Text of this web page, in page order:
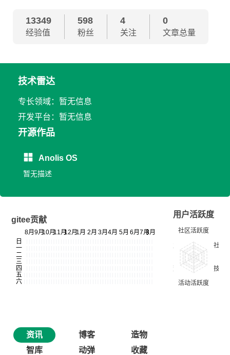
13349
经验值
598
粉丝
4
关注
0
文章总量
技术雷达
专长领域：暂无信息
开发平台：暂无信息
开源作品
Anolis OS
暂无描述
gitee贡献
用户活跃度
资讯 博客
造物
智库
动弹
收藏